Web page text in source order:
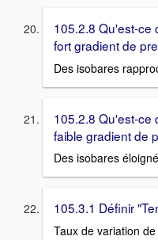
105.2.8 Qu'est-ce
fort gradient de
Des isobares
105.2.8 Qu'est-ce
faible gradient de
Des isobares
105.3.1 Définir
Taux de variation